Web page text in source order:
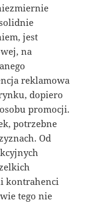
jest
na
reklamowa
dopiero
promocji.
potrzebne
Od
kontrahenci
tego nie